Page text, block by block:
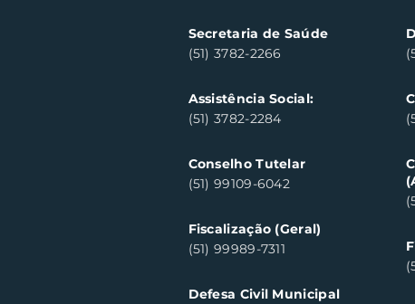
Secretaria de Saúde
(51) 3782-2266
Assistência Social:
(51) 3782-2284
Conselho Tutelar
(51) 99109-6042
Fiscalização (Geral)
(51) 99989-7311
Defesa Civil Municipal